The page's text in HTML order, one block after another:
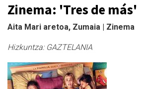
Zinema: 'Tres de más'
Aita Mari aretoa, Zumaia | Zinema
Hizkuntza: GAZTELANIA